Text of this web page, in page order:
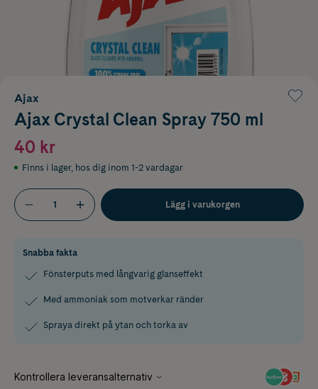
Ajax
Ajax Crystal Clean Spray 750 ml
40 kr
Finns i lager, hos dig inom 1-2 vardagar
Lägg i varukorgen
Snabba fakta
Fönsterputs med långvarig glanseffekt
Med ammoniak som motverkar ränder
Spraya direkt på ytan och torka av